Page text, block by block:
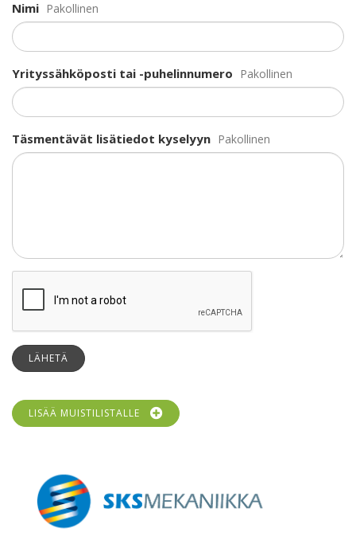
Nimi Pakollinen
Yrityssähköposti tai -puhelinnumero Pakollinen
Täsmentävät lisätiedot kyselyyn Pakollinen
LÄHETÄ
LISÄÄ MUISTILISTALLE